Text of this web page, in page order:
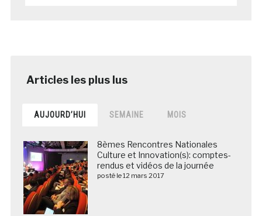
AUJOURD’HUI SEMAINE MOIS
8èmes Rencontres Nationales
Culture et Innovation(s): comptes-
rendus et vidéos de la journée
posté le 12 mars 2017